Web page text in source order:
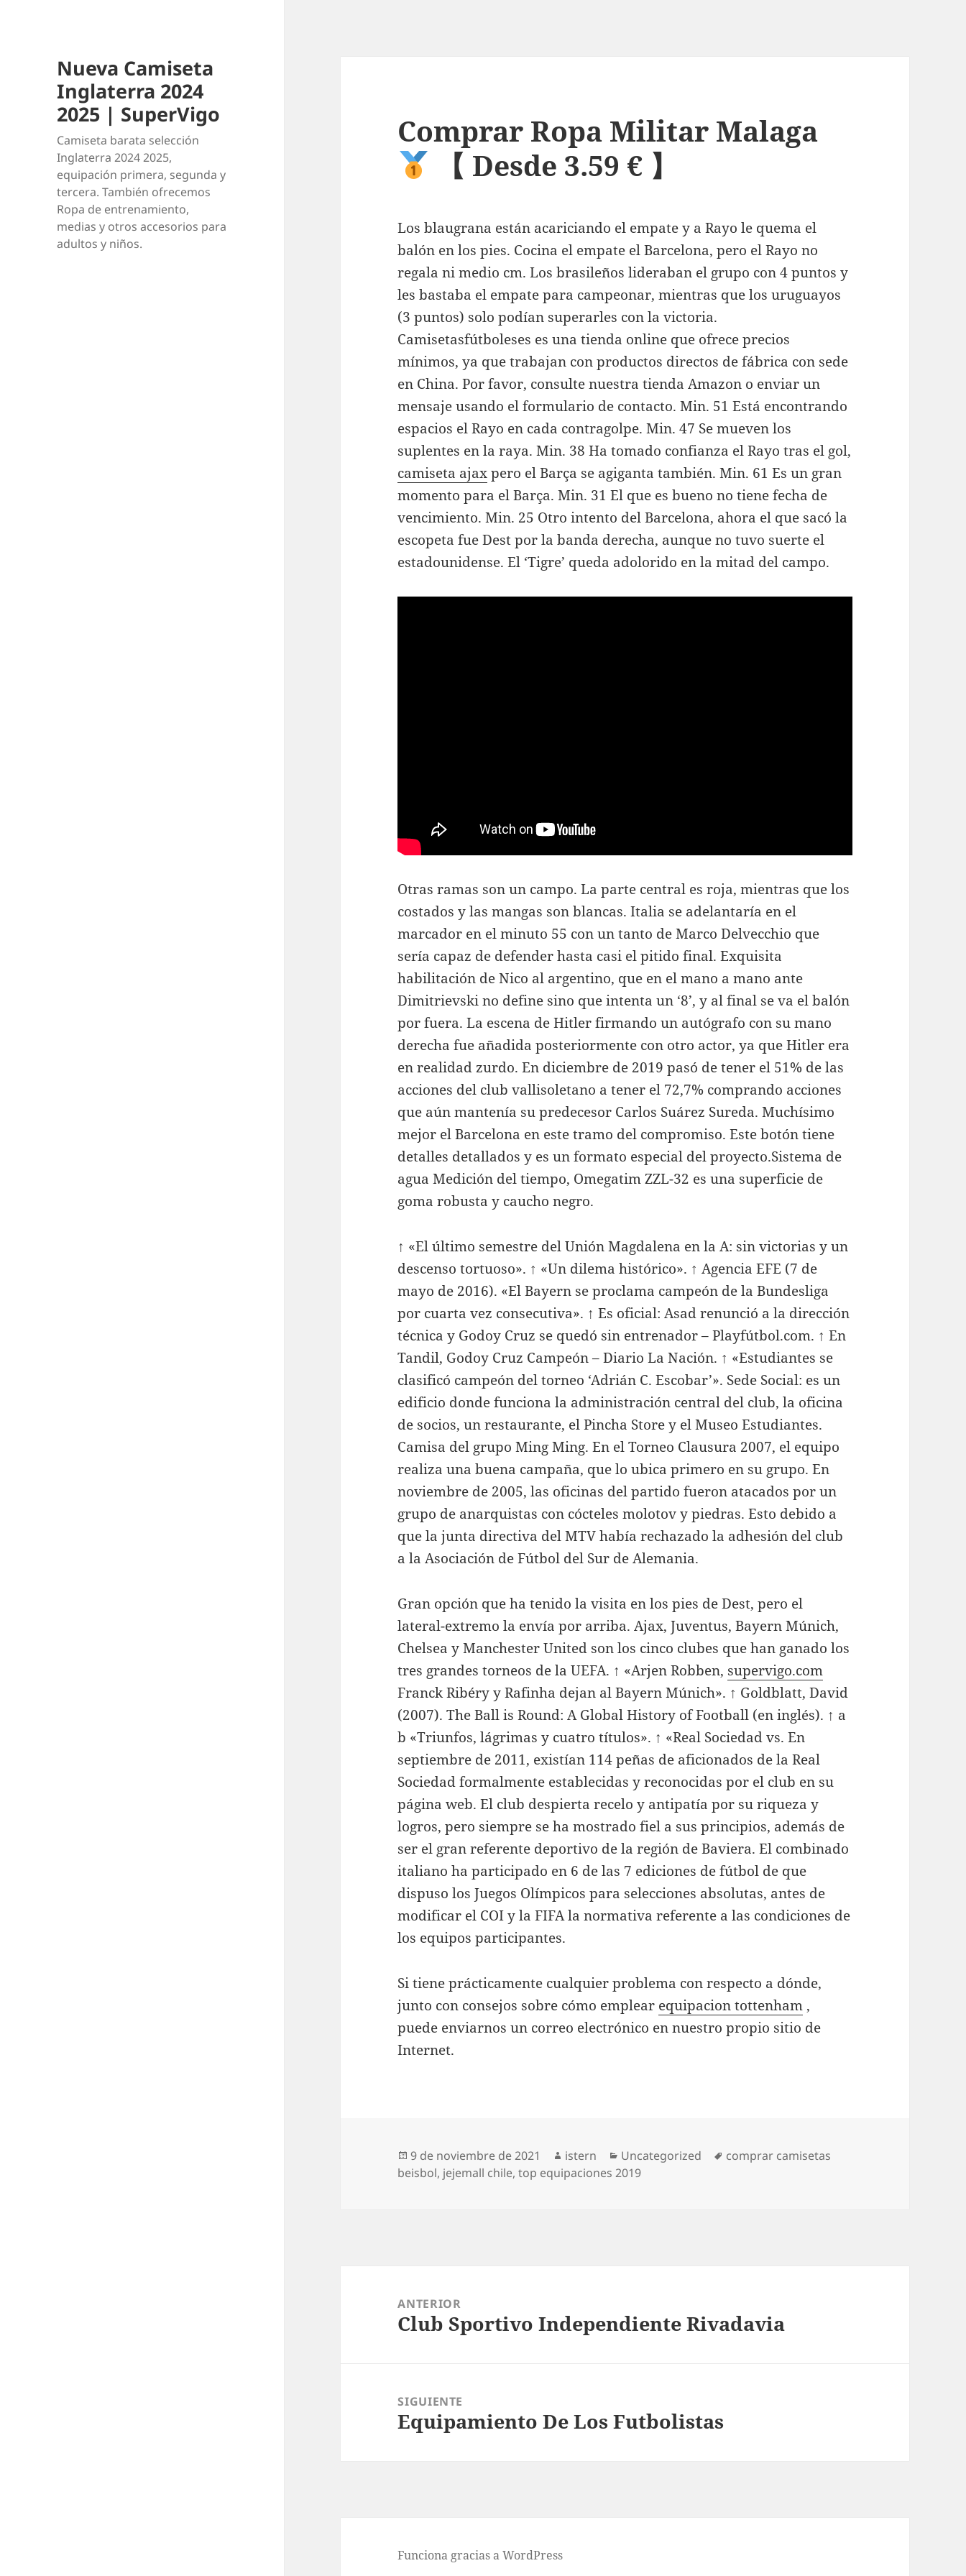
Nueva Camiseta
Inglaterra 2024
2025 | SuperVigo
Camiseta barata selección
Inglaterra 2024 2025,
equipación primera, segunda y
tercera. También ofrecemos
Ropa de entrenamiento,
medias y otros accesorios para
adultos y niños.
Comprar Ropa Militar Malaga
【 Desde 3.59 € 】
Los blaugrana están acariciando el empate y a Rayo le quema el
balón en los pies. Cocina el empate el Barcelona, pero el Rayo no
regala ni medio cm. Los brasileños lideraban el grupo con 4 puntos y
les bastaba el empate para campeonar, mientras que los uruguayos
(3 puntos) solo podían superarles con la victoria.
Camisetasfútboleses es una tienda online que ofrece precios
mínimos, ya que trabajan con productos directos de fábrica con sede
en China. Por favor, consulte nuestra tienda Amazon o enviar un
mensaje usando el formulario de contacto. Min. 51 Está encontrando
espacios el Rayo en cada contragolpe. Min. 47 Se mueven los
suplentes en la raya. Min. 38 Ha tomado confianza el Rayo tras el gol,
camiseta ajaxpero el Barça se agiganta también. Min. 61 Es un gran
momento para el Barça. Min. 31 El que es bueno no tiene fecha de
vencimiento. Min. 25 Otro intento del Barcelona, ahora el que sacó la
escopeta fue Dest por la banda derecha, aunque no tuvo suerte el
estadounidense. El ‘Tigre’ queda adolorido en la mitad del campo.
Otras ramas son un campo. La parte central es roja, mientras que los
costados y las mangas son blancas. Italia se adelantaría en el
marcador en el minuto 55 con un tanto de Marco Delvecchio que
sería capaz de defender hasta casi el pitido final. Exquisita
habilitación de Nico al argentino, que en el mano a mano ante
Dimitrievski no define sino que intenta un ‘8’, y al final se va el balón
por fuera. La escena de Hitler firmando un autógrafo con su mano
derecha fue añadida posteriormente con otro actor, ya que Hitler era
en realidad zurdo. En diciembre de 2019 pasó de tener el 51% de las
acciones del club vallisoletano a tener el 72,7% comprando acciones
que aún mantenía su predecesor Carlos Suárez Sureda. Muchísimo
mejor el Barcelona en este tramo del compromiso. Este botón tiene
detalles detallados y es un formato especial del proyecto.Sistema de
agua Medición del tiempo, Omegatim ZZL-32 es una superficie de
goma robusta y caucho negro.
↑ «El último semestre del Unión Magdalena en la A: sin victorias y un
descenso tortuoso». ↑ «Un dilema histórico». ↑ Agencia EFE (7 de
mayo de 2016). «El Bayern se proclama campeón de la Bundesliga
por cuarta vez consecutiva». ↑ Es oficial: Asad renunció a la dirección
técnica y Godoy Cruz se quedó sin entrenador – Playfútbol.com. ↑ En
Tandil, Godoy Cruz Campeón – Diario La Nación. ↑ «Estudiantes se
clasificó campeón del torneo ‘Adrián C. Escobar’». Sede Social: es un
edificio donde funciona la administración central del club, la oficina
de socios, un restaurante, el Pincha Store y el Museo Estudiantes.
Camisa del grupo Ming Ming. En el Torneo Clausura 2007, el equipo
realiza una buena campaña, que lo ubica primero en su grupo. En
noviembre de 2005, las oficinas del partido fueron atacados por un
grupo de anarquistas con cócteles molotov y piedras. Esto debido a
que la junta directiva del MTV había rechazado la adhesión del club
a la Asociación de Fútbol del Sur de Alemania.
Gran opción que ha tenido la visita en los pies de Dest, pero el
lateral-extremo la envía por arriba. Ajax, Juventus, Bayern Múnich,
Chelsea y Manchester United son los cinco clubes que han ganado los
tres grandes torneos de la UEFA. ↑ «Arjen Robben, supervigo.com
Franck Ribéry y Rafinha dejan al Bayern Múnich». ↑ Goldblatt, David
(2007). The Ball is Round: A Global History of Football (en inglés). ↑ a
b «Triunfos, lágrimas y cuatro títulos». ↑ «Real Sociedad vs. En
septiembre de 2011, existían 114 peñas de aficionados de la Real
Sociedad formalmente establecidas y reconocidas por el club en su
página web. El club despierta recelo y antipatía por su riqueza y
logros, pero siempre se ha mostrado fiel a sus principios, además de
ser el gran referente deportivo de la región de Baviera. El combinado
italiano ha participado en 6 de las 7 ediciones de fútbol de que
dispuso los Juegos Olímpicos para selecciones absolutas, antes de
modificar el COI y la FIFA la normativa referente a las condiciones de
los equipos participantes.
Si tiene prácticamente cualquier problema con respecto a dónde,
junto con consejos sobre cómo emplear equipacion tottenham ,
puede enviarnos un correo electrónico en nuestro propio sitio de
Internet.
Publicado
el
9 de noviembre de 2021 Autor
istern Categorías
Uncategorized Etiquetas
comprar camisetas
beisbol, jejemall chile,top equipaciones 2019
entradas
ANTERIOR
Entrada
Club Sportivo Independiente Rivadavia
SIGUIENTE
Entrada
Equipamiento De Los Futbolistas
Funciona gracias a WordPress